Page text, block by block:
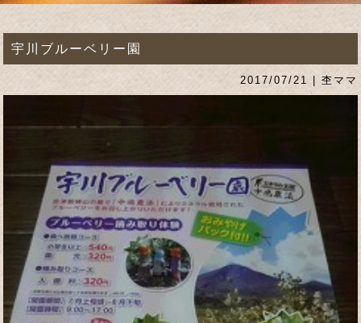
宇川ブルーベリー園
2017/07/21 | 杢ママ